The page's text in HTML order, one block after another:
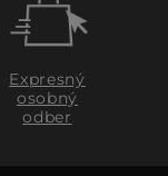
Expresný
osobný
odber